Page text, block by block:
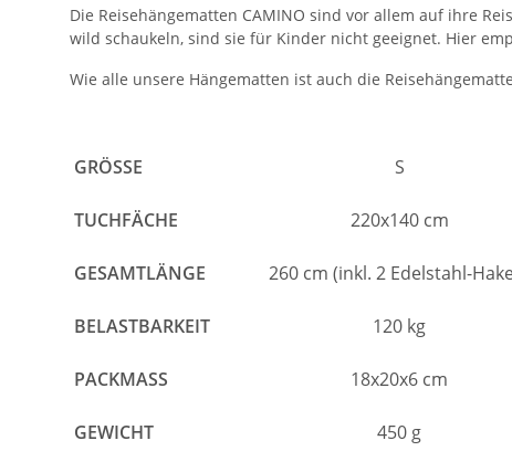
Die Reisehängematten CAMINO sind vor allem auf ihre
wild schaukeln, sind sie für Kinder nicht geeignet. Hier
Wie alle unsere Hängematten ist auch die
GRÖSSE S
TUCHFÄCHE 220x140 cm
GESAMTLÄNGE 260 cm (inkl. 2 Edelstahl-
BELASTBARKEIT 120 kg
PACKMASS 18x20x6 cm
GEWICHT 450 g